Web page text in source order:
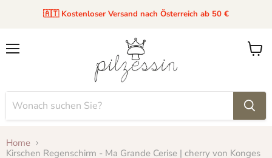
🇦🇹 Kostenloser Versand nach Österreich ab 50 €
Home
Kirschen Regenschirm - Ma Grande Cerise | cherry von Konges